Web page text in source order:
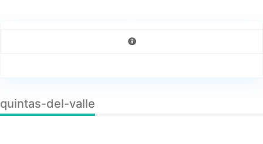
quintas-del-valle